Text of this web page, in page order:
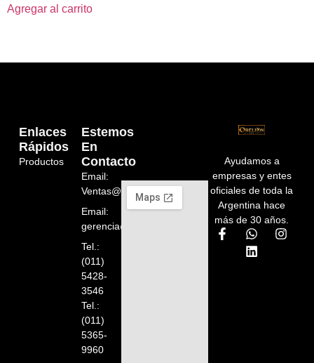
Agregar al carrito
Ayudamos a
empresas y entes
oficiales de toda la
Argentina hace
más de 30 años.
Enlaces
Rápidos
Productos
Estemos
En
Contacto
Email:
Ventas@orelion.com.ar
Email:
gerencia@orelion.com.ar
Tel.:
(011)
5428-
3546
Tel.:
(011)
5365-
9960